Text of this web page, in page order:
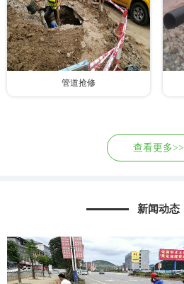
管道抢修
查看更多>>
新闻动态